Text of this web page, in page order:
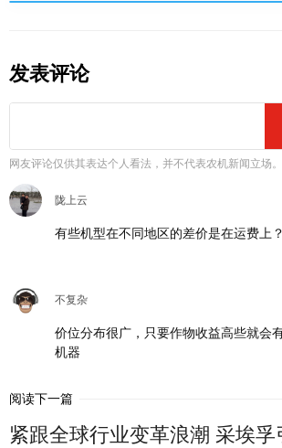
发表评论
网友评论仅供其表达个人看法，并不代表农机新闻立场。
陇上云
有些机型在不同地区的差价是在运费上？
不复杂
价位分布很广，只要作物收益高些就会
机器
阅读下一篇
紧跟全球行业变革浪潮 采埃